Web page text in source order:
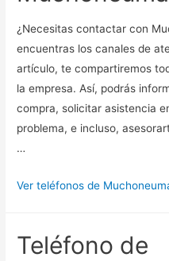
¿Necesitas contactar con
encuentras los canales de
artículo, te compartiremos
la empresa. Así, podrás
compra, solicitar asistencia
problema, e incluso,
…
Ver teléfonos de
Teléfono de